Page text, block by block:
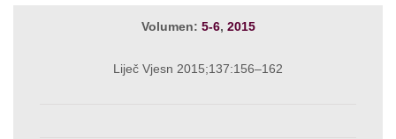
Volumen: 5-6, 2015
Liječ Vjesn 2015;137:156–162